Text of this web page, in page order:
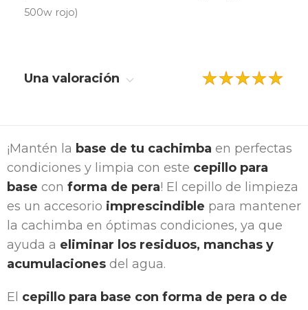
500w rojo)
Una valoración
¡Mantén la base de tu cachimba en perfectas
condiciones y limpia con este cepillo para
base con forma de pera! El cepillo de limpieza
es un accesorio imprescindible para mantener
la cachimba en óptimas condiciones, ya que
ayuda a eliminar los residuos, manchas y
acumulaciones del agua.
El cepillo para base con forma de pera o de